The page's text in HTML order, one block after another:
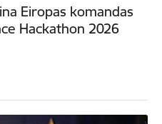
Eiropas komandas
Hackathon 2026